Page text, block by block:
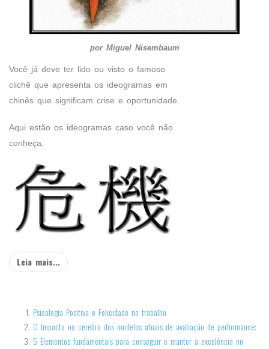
por Miguel Nisembaum
Você já deve ter lido ou visto o famoso
clichê que apresenta os ideogramas em
chinês que significam crise e oportunidade.
Aqui estão os ideogramas caso você não
conheça.
Leia mais...
Psicologia Positiva e Felicidade no trabalho
O Impacto no cérebro dos modelos atuais de avaliação de performance:
5 Elementos fundamentais para conseguir e manter a excelência no